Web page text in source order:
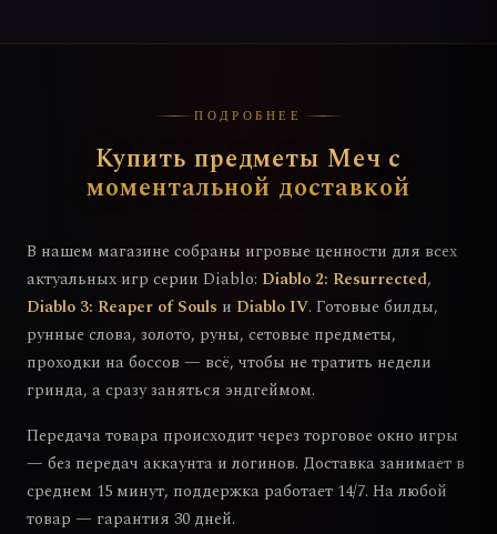
ПОДРОБНЕЕ
Купить предметы Меч с
моментальной доставкой
В нашем магазине собраны игровые ценности для всех
актуальных игр серии Diablo: Diablo 2: Resurrected,
Diablo 3: Reaper of Souls и Diablo IV. Готовые билды,
рунные слова, золото, руны, сетовые предметы,
проходки на боссов — всё, чтобы не тратить недели
гринда, а сразу заняться эндгеймом.
Передача товара происходит через торговое окно игры
— без передач аккаунта и логинов. Доставка занимает в
среднем 15 минут, поддержка работает 14/7. На любой
товар — гарантия 30 дней.